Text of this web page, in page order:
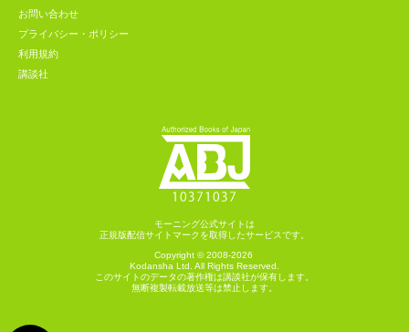
お問い合わせ
プライバシー・ポリシー
利用規約
講談社
モーニング公式サイトは
正規版配信サイトマークを取得したサービスです。
Copyright © 2008-2026
Kodansha Ltd. All Rights Reserved.
このサイトのデータの著作権は講談社が保有します。
無断複製転載放送等は禁止します。